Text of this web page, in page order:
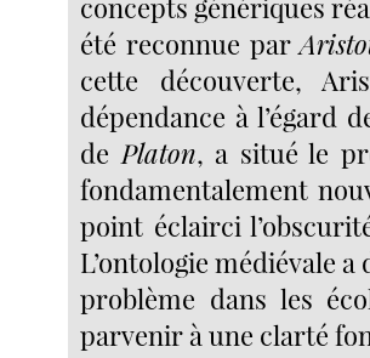
concepts génériques
été reconnue par
cette découverte,
dépendance à l’égard
dePlaton, a situé le
fondamentalement
point éclairci
L’ontologie médiévale
problème dans les
parvenir à une clarté